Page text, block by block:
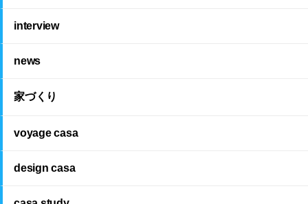
interview
news
家づくり
voyage casa
design casa